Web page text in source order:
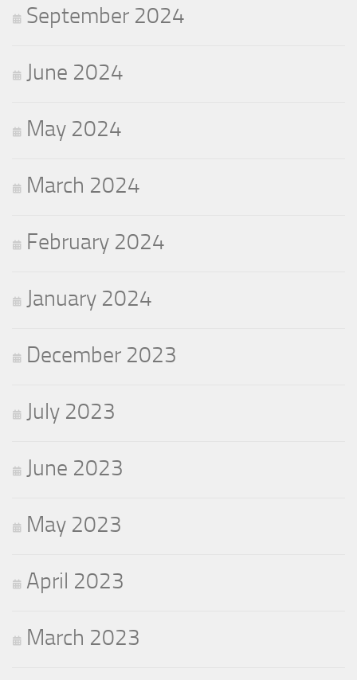
September 2024
June 2024
May 2024
March 2024
February 2024
January 2024
December 2023
July 2023
June 2023
May 2023
April 2023
March 2023